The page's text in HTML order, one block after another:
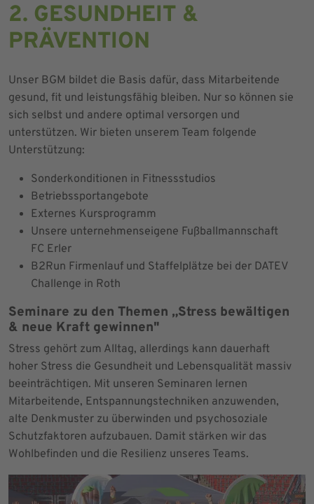
2. GESUNDHEIT &
PRÄVENTION
Unser BGM bildet die Basis dafür, dass Mitarbeitende
gesund, fit und leistungsfähig bleiben. Nur so können sie
sich selbst und andere optimal versorgen und
unterstützen. Wir bieten unserem Team folgende
Unterstützung:
Sonderkonditionen in Fitnessstudios
Betriebssportangebote
Externes Kursprogramm
Unsere unternehmenseigene Fußballmannschaft
FC Erler
B2Run Firmenlauf und Staffelplätze bei der DATEV
Challenge in Roth
Seminare zu den Themen „Stress bewältigen
& neue Kraft gewinnen"
Stress gehört zum Alltag, allerdings kann dauerhaft
hoher Stress die Gesundheit und Lebensqualität massiv
beeinträchtigen. Mit unseren Seminaren lernen
Mitarbeitende, Entspannungstechniken anzuwenden,
alte Denkmuster zu überwinden und psychosoziale
Schutzfaktoren aufzubauen. Damit stärken wir das
Wohlbefinden und die Resilienz unseres Teams.